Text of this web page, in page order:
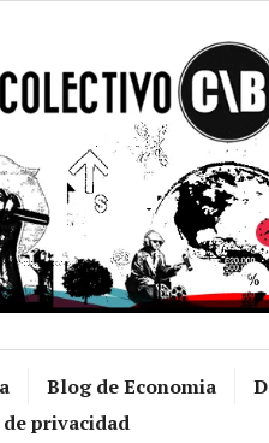
Blog de Economia
privacidad